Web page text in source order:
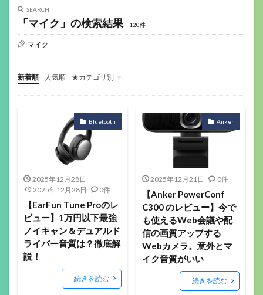
SEARCH
「マイク」の検索結果 120件
マイク
新着順 人気順
★カテゴリ別
ゲーミングデバイス
ガジェット関係
その他(ガジェットや音楽）
音楽機材
マウス
キーボード
ヘッドセット
イヤホン
ゲーミングモニター
ヘッドホン
マイク
配信機材
ゲーミングパッド
ゲーミングチェア
サラウンドアンプ
マウスパッド
Webカメラ
スマートウォッチ
美容
フィットネス
ロボット掃除機
ボードゲーム
Bluetooth
2025年12月28日
2025年12月28日
0件
【EarFun Tune Proのレ
ビュー】1万円以下最強
ノイキャン＆デュアルド
ライバー音質は？徹底解
説！
続きを読む
Anker
2025年12月21日 0件
【Anker PowerConf
C300 のレビュー】今で
も使えるWeb会議や配
信の画質アップする
Webカメラ。意外とマ
イク音質がいい
続きを読む